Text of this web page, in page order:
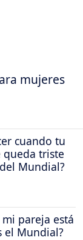
mujeres
cuando tu
queda triste
Mundial?
pareja está
el Mundial?